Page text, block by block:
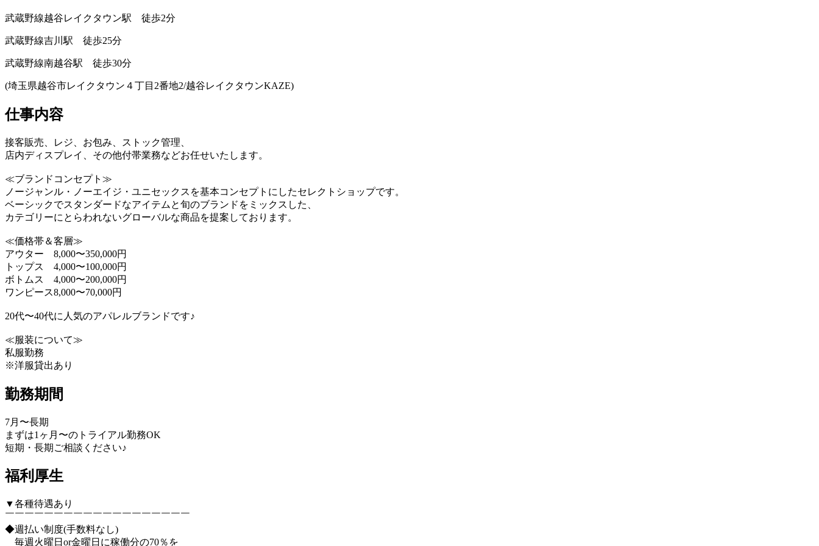
武蔵野線越谷レイクタウン駅 徒歩2分
武蔵野線吉川駅 徒歩25分
武蔵野線南越谷駅 徒歩30分
(埼玉県越谷市レイクタウン４丁目2番地2/越谷レイクタウンKAZE)
仕事内容
接客販売、レジ、お包み、ストック管理、
店内ディスプレイ、その他付帯業務などお任せいたします。
≪ブランドコンセプト≫
ノージャンル・ノーエイジ・ユニセックスを基本コンセプトにしたセレクトショップです。
ベーシックでスタンダードなアイテムと旬のブランドをミックスした、
カテゴリーにとらわれないグローバルな商品を提案しております。
≪価格帯＆客層≫
アウター 8,000〜350,000円
トップス 4,000〜100,000円
ボトムス 4,000〜200,000円
ワンピース8,000〜70,000円
20代〜40代に人気のアパレルブランドです♪
≪服装について≫
私服勤務
※洋服貸出あり
勤務期間
7月〜長期
まずは1ヶ月〜のトライアル勤務OK
短期・長期ご相談ください♪
福利厚生
▼各種待遇あり
￣￣￣￣￣￣￣￣￣￣￣￣￣￣￣￣￣￣￣
◆週払い制度(手数料なし)
毎週火曜日or金曜日に稼働分の70％を